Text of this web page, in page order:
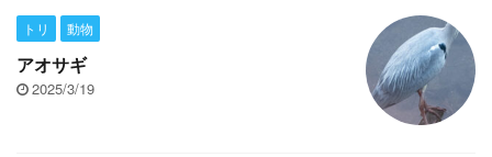
トリ
動物
アオサギ
2025/3/19